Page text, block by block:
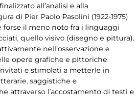
all’analisi e alla
di Pier Paolo Pasolini (1922-1975)
forse il meno noto fra i linguaggi
quello visivo (disegno e pittura).
nell’osservazione e
opere grafiche e pittoriche
e stimolati a metterle in
saggistiche e
attraverso l’accostamento di testi e